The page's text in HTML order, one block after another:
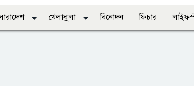
খেলাধুলা বিনোদন ফিচার